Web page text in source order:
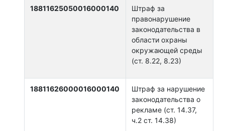
18811625050016000140
Штраф за
правонарушение
законодательства в
области охраны
окружающей среды
(ст. 8.22, 8.23)
18811626000016000140
Штраф за нарушение
законодательства о
рекламе (ст. 14.37,
ч.2 ст. 14.38)